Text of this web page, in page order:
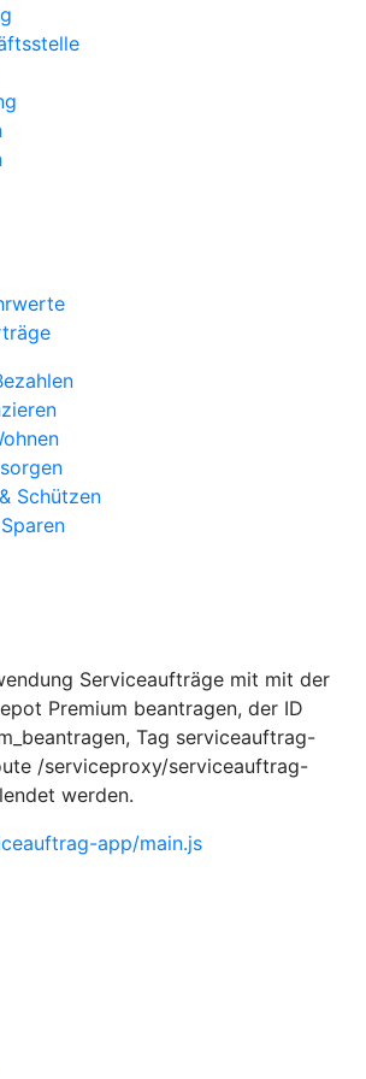
Schützen
Serviceaufträge mit mit der
Premium beantragen, der ID
Tag serviceauftrag-
/serviceproxy/serviceauftrag-
werden.
app/main.js